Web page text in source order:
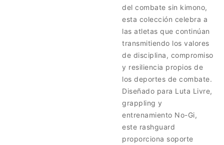
del combate sin kimono,
esta colección celebra a
las atletas que continúan
transmitiendo los valores
de disciplina, compromiso
y resiliencia propios de
los deportes de combate.
Diseñado para Luta Livre,
grappling y
entrenamiento No-Gi,
este rashguard
proporciona soporte